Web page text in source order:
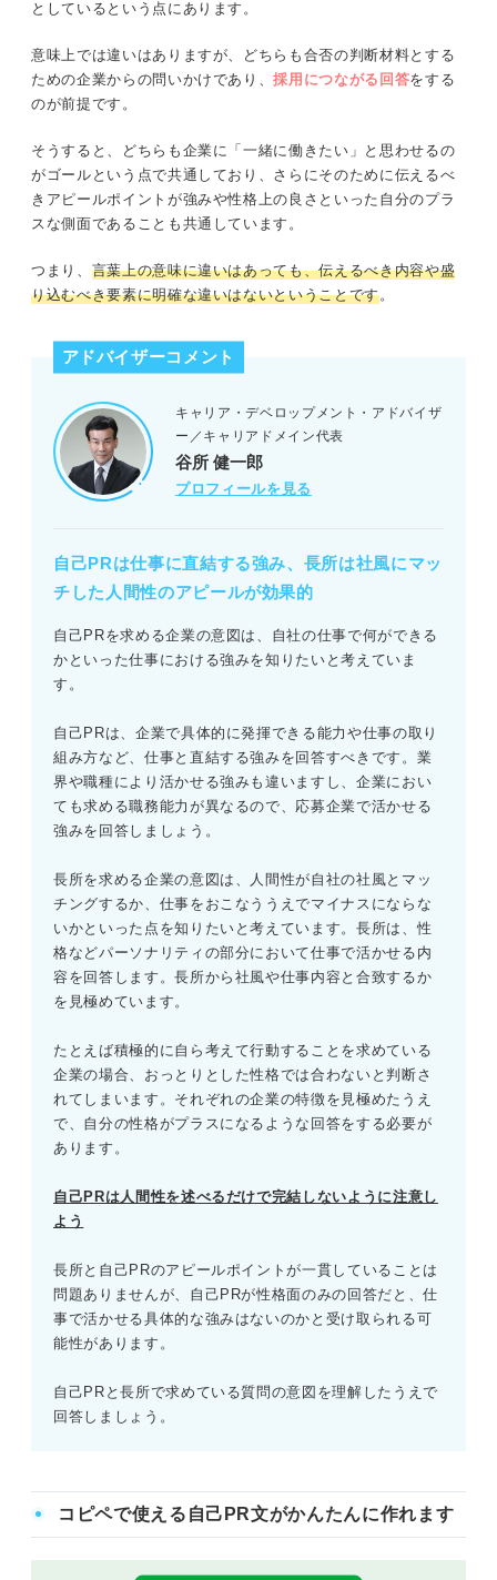
としているという点にあります。
意味上では違いはありますが、どちらも合否の判断材料とする
ための企業からの問いかけであり、採用につながる回答をする
のが前提です。
そうすると、どちらも企業に「一緒に働きたい」と思わせるの
がゴールという点で共通しており、さらにそのために伝えるべ
きアピールポイントが強みや性格上の良さといった自分のプラ
スな側面であることも共通しています。
つまり、 言葉上の意味に違いはあっても、伝えるべき内容や盛
り込むべき要素に明確な違いはないということです。
アドバイザーコメント
キャリア・デベロップメント・アドバイザ
ー／キャリアドメイン代表
谷所 健一郎
プロフィールを見る
自己PRは仕事に直結する強み、長所は社風にマッ
チした人間性のアピールが効果的
自己PRを求める企業の意図は、自社の仕事で何ができる
かといった仕事における強みを知りたいと考えていま
す。
自己PRは、企業で具体的に発揮できる能力や仕事の取り
組み方など、仕事と直結する強みを回答すべきです。業
界や職種により活かせる強みも違いますし、企業におい
ても求める職務能力が異なるので、応募企業で活かせる
強みを回答しましょう。
長所を求める企業の意図は、人間性が自社の社風とマッ
チングするか、仕事をおこなううえでマイナスにならな
いかといった点を知りたいと考えています。長所は、性
格などパーソナリティの部分において仕事で活かせる内
容を回答します。長所から社風や仕事内容と合致するか
を見極めています。
たとえば積極的に自ら考えて行動することを求めている
企業の場合、おっとりとした性格では合わないと判断さ
れてしまいます。それぞれの企業の特徴を見極めたうえ
で、自分の性格がプラスになるような回答をする必要が
あります。
自己PRは人間性を述べるだけで完結しないように注意し
よう
長所と自己PRのアピールポイントが一貫していることは
問題ありませんが、自己PRが性格面のみの回答だと、仕
事で活かせる具体的な強みはないのかと受け取られる可
能性があります。
自己PRと長所で求めている質問の意図を理解したうえで
回答しましょう。
コピペで使える自己PR文がかんたんに作れます